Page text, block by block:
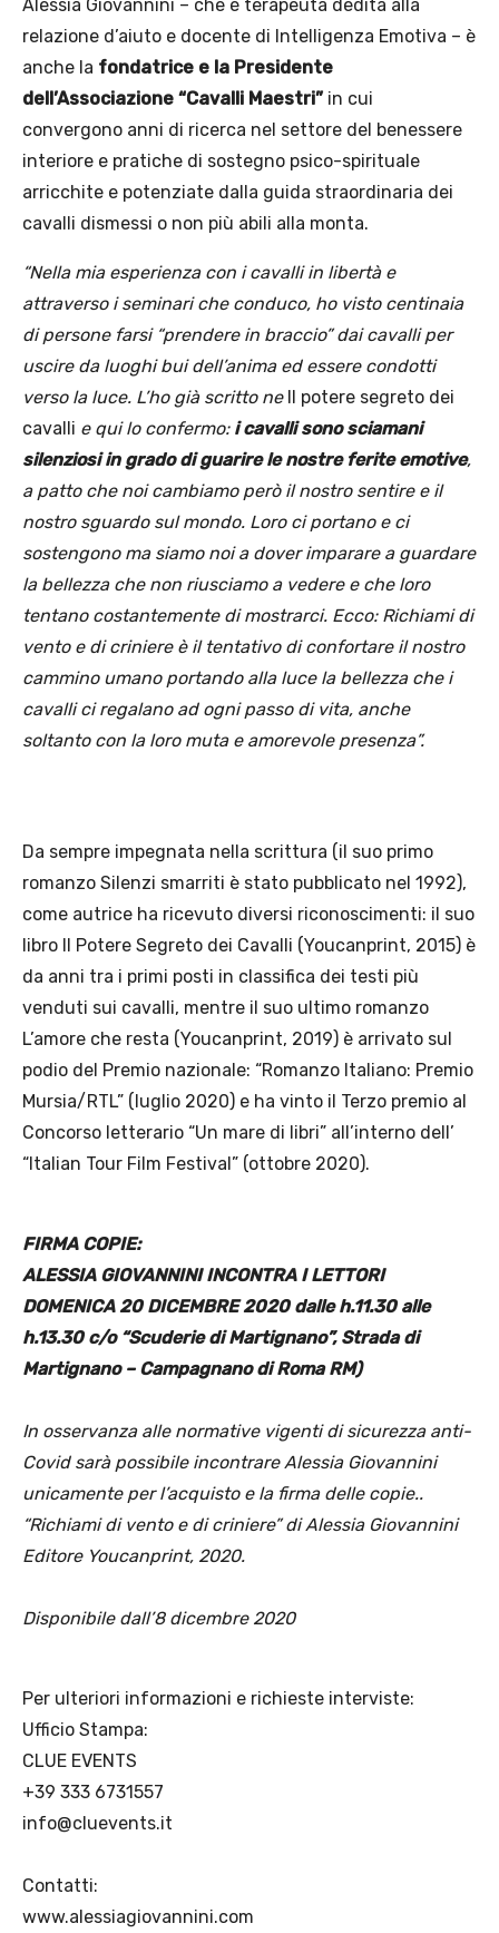
Alessia Giovannini – che è terapeuta dedita alla
relazione d’aiuto e docente di Intelligenza Emotiva – è
anche la fondatrice e la Presidente
dell’Associazione “Cavalli Maestri” in cui
convergono anni di ricerca nel settore del benessere
interiore e pratiche di sostegno psico-spirituale
arricchite e potenziate dalla guida straordinaria dei
cavalli dismessi o non più abili alla monta.
“Nella mia esperienza con i cavalli in libertà e
attraverso i seminari che conduco, ho visto centinaia
di persone farsi “prendere in braccio” dai cavalli per
uscire da luoghi bui dell’anima ed essere condotti
verso la luce. L’ho già scritto ne Il potere segreto dei
cavalli e qui lo confermo: i cavalli sono sciamani
silenziosi in grado di guarire le nostre ferite emotive,
a patto che noi cambiamo però il nostro sentire e il
nostro sguardo sul mondo. Loro ci portano e ci
sostengono ma siamo noi a dover imparare a guardare
la bellezza che non riusciamo a vedere e che loro
tentano costantemente di mostrarci. Ecco: Richiami di
vento e di criniere è il tentativo di confortare il nostro
cammino umano portando alla luce la bellezza che i
cavalli ci regalano ad ogni passo di vita, anche
soltanto con la loro muta e amorevole presenza”.
Da sempre impegnata nella scrittura (il suo primo
romanzo Silenzi smarriti è stato pubblicato nel 1992),
come autrice ha ricevuto diversi riconoscimenti: il suo
libro Il Potere Segreto dei Cavalli (Youcanprint, 2015) è
da anni tra i primi posti in classifica dei testi più
venduti sui cavalli, mentre il suo ultimo romanzo
L’amore che resta (Youcanprint, 2019) è arrivato sul
podio del Premio nazionale: “Romanzo Italiano: Premio
Mursia/RTL” (luglio 2020) e ha vinto il Terzo premio al
Concorso letterario “Un mare di libri” all’interno dell’
“Italian Tour Film Festival” (ottobre 2020).
FIRMA COPIE:
ALESSIA GIOVANNINI INCONTRA I LETTORI
DOMENICA 20 DICEMBRE 2020 dalle h.11.30 alle
h.13.30 c/o “Scuderie di Martignano”, Strada di
Martignano – Campagnano di Roma RM)
In osservanza alle normative vigenti di sicurezza anti-
Covid sarà possibile incontrare Alessia Giovannini
unicamente per l’acquisto e la firma delle copie..
“Richiami di vento e di criniere” di Alessia Giovannini
Editore Youcanprint, 2020.
Disponibile dall’8 dicembre 2020
Per ulteriori informazioni e richieste interviste:
Ufficio Stampa:
CLUE EVENTS
+39 333 6731557
info@cluevents.it
Contatti:
www.alessiagiovannini.com